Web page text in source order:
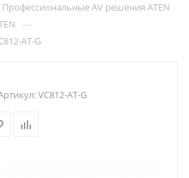
Профессиональные AV решения ATEN
—
AT-G
VC812-AT-G